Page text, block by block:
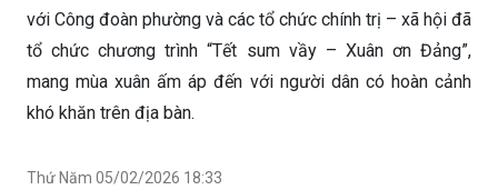
với Công đoàn phường và các tổ chức chính trị – xã hội đã
tổ chức chương trình “Tết sum vầy – Xuân ơn Đảng”,
mang mùa xuân ấm áp đến với người dân có hoàn cảnh
khó khăn trên địa bàn.
Thứ Năm 05/02/2026 18:33